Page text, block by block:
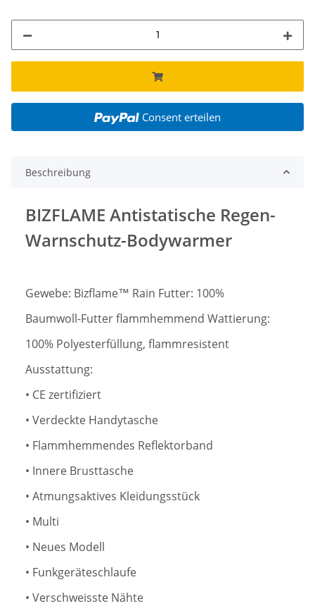
Consent erteilen
Beschreibung
BIZFLAME Antistatische Regen-
Warnschutz-Bodywarmer
Gewebe: Bizflame™ Rain Futter: 100%
Baumwoll-Futter flammhemmend Wattierung:
100% Polyesterfüllung, flammresistent
Ausstattung:
• CE zertifiziert
• Verdeckte Handytasche
• Flammhemmendes Reflektorband
• Innere Brusttasche
• Atmungsaktives Kleidungsstück
• Multi
• Neues Modell
• Funkgeräteschlaufe
• Verschweisste Nähte